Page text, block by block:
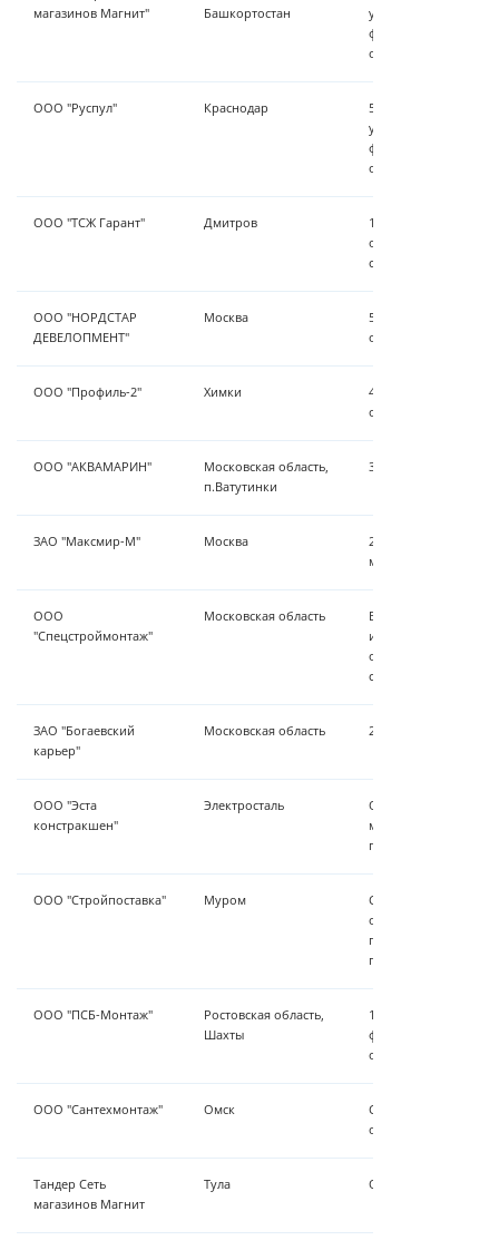
магазинов Магнит"
Башкортостан
умягчения воды
фильтры мешочного
обеззараживание
ООО "Руспул" Краснодар
5 м³/час - установка
умягчения воды
фильтры мешочного
обеззараживание
ООО "ТСЖ Гарант" Дмитров
19 м³/час -
обезжелезивания и
станция
ООО "НОРДСТАР
ДЕВЕЛОПМЕНТ"
Москва
5 м³/час
обезжелезивания и
ООО "Профиль-2" Химки
40 м³/час -
обеззараживание 2
ООО "АКВАМАРИН"
Московская область,
п.Ватутинки
3 м³/час - умягчение
ЗАО "Максмир-М" Москва
22 м³/час -
микрошлама на
ООО
"Спецстроймонтаж"
Московская область
Водоподготовка в
исполнении, 16 м³/
обезжелезивание,
станция второго
ЗАО "Богаевский
карьер"
Московская область 2,3 м³/час -
ООО "Эста
констракшен"
Электросталь
Обезжелезивнаие,
механическая
ООО "Стройпоставка" Муром
Система
обратного осмоса,
подающая станция
производительность
ООО "ПСБ-Монтаж"
Ростовская область,
Шахты
10 м³/час - УФ
фильтры MBH,
обезжелезивания
ООО "Сантехмонтаж" Омск
Сорбция и
осветлительно-
Тандер Сеть
магазинов Магнит
Тула Оборудование -